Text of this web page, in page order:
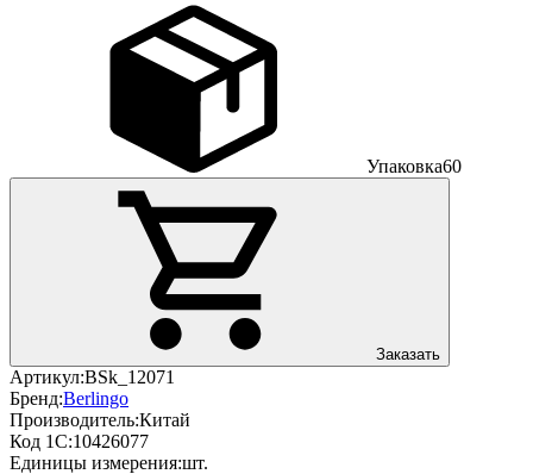
Упаковка60
Заказать
Артикул:BSk_12071
Бренд:Berlingo
Производитель:Китай
Код 1С:10426077
Единицы измерения:шт.